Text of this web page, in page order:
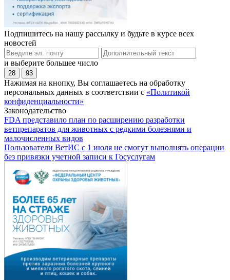
Подпишитесь на нашу рассылку и будьте в курсе всех
новостей
и выберите большее число
28 93
Нажимая на кнопку, Вы соглашаетесь на обработку
персональных данных в соответствии с «Политикой
конфиденциальности»
Законодательство
FDA представило план по расширению разработки
ветпрепаратов для животных с редкими болезнями и
малочисленных видов
Пользователи ВетИС с 1 июля не смогут выполнять операции
без привязки учетной записи к Госуслугам